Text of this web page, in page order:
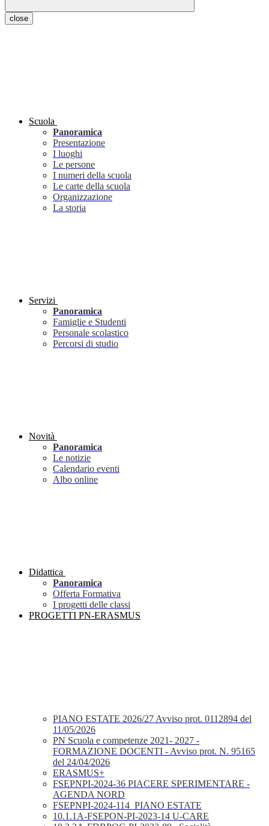
close
Scuola
Panoramica
Presentazione
I luoghi
Le persone
I numeri della scuola
Le carte della scuola
Organizzazione
La storia
Servizi
Panoramica
Famiglie e Studenti
Personale scolastico
Percorsi di studio
Novità
Panoramica
Le notizie
Calendario eventi
Albo online
Didattica
Panoramica
Offerta Formativa
I progetti delle classi
PROGETTI PN-ERASMUS
PIANO ESTATE 2026/27 Avviso prot. 0112894 del
11/05/2026
PN Scuola e competenze 2021- 2027 -
FORMAZIONE DOCENTI - Avviso prot. N. 95165
del 24/04/2026
ERASMUS+
FSEPNPI-2024-36 PIACERE SPERIMENTARE -
AGENDA NORD
FSEPNPI-2024-114_PIANO ESTATE
10.1.1A-FSEPON-PI-2023-14 U-CARE